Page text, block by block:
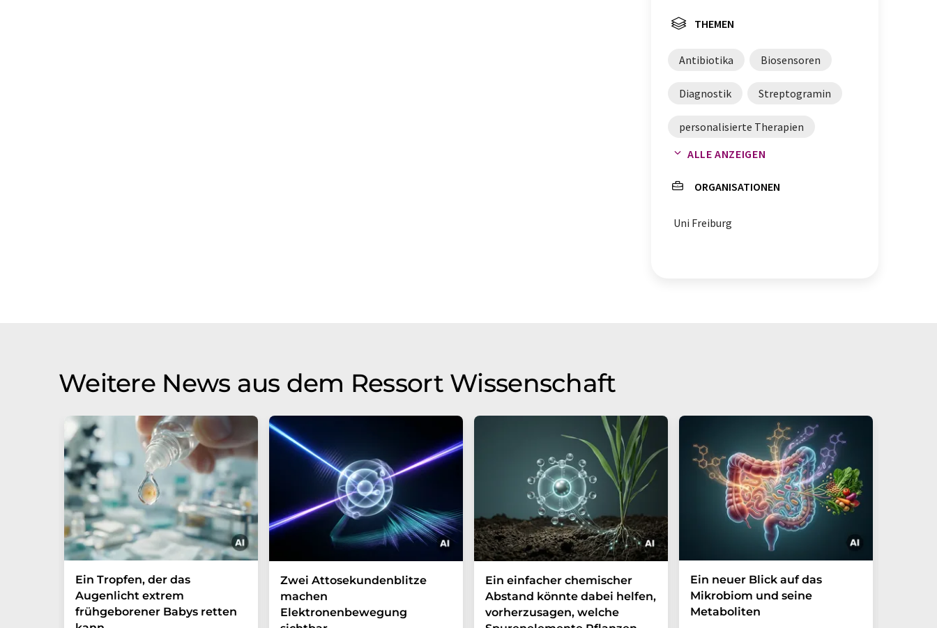
THEMEN
Antibiotika Biosensoren
Diagnostik Streptogramin
personalisierte Therapien
Antibiotikaresistenzen
multiresistente Keime
personalisierte Medizin
ALLE ANZEIGEN
ORGANISATIONEN
Uni Freiburg
Weitere News aus dem Ressort Wissenschaft
Ein Tropfen, der das
Augenlicht extrem
frühgeborener Babys retten
Zwei Attosekundenblitze
machen
Elektronenbewegung
Ein einfacher chemischer
Abstand könnte dabei helfen,
vorherzusagen, welche
Ein neuer Blick auf das
Mikrobiom und seine
Metaboliten